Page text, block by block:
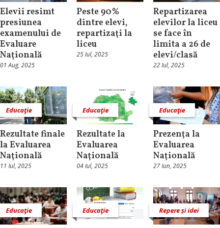
Elevii resimt
presiunea
examenului de
Evaluare
Naţională
01 Aug, 2025
Peste 90%
dintre elevi,
repartizaţi la
liceu
25 Iul, 2025
Repartizarea
elevilor la liceu
se face în
limita a 26 de
elevi/clasă
22 Iul, 2025
Educaţie
Rezultate finale
la Evaluarea
Naţională
11 Iul, 2025
Educaţie
Rezultate la
Evaluarea
Naţională
04 Iul, 2025
Educaţie
Prezenţa la
Evaluarea
Naţională
27 Iun, 2025
Educaţie Educaţie Repere și idei